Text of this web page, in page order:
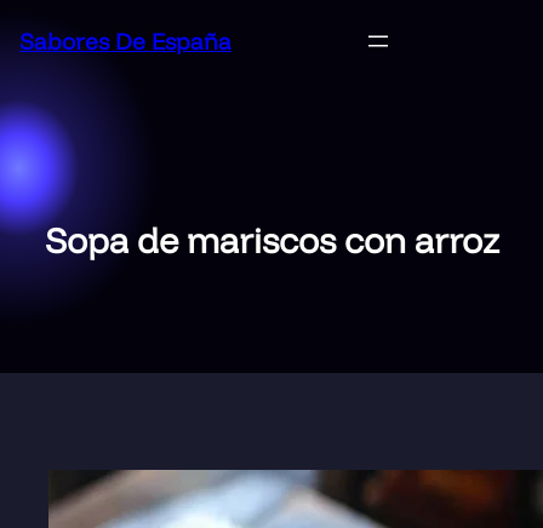
Sabores De España
Sopa de mariscos con arroz